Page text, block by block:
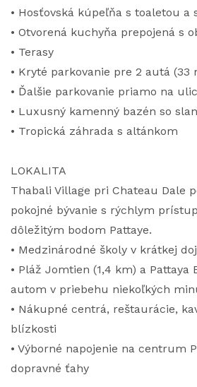
• Hosťovská kúpeľňa s toaletou
• Otvorená kuchyňa prepojená s
• Terasy
• Kryté parkovanie pre 2 autá (33
• Ďalšie parkovanie priamo na
• Luxusný kamenný bazén so
• Tropická záhrada s altánkom
LOKALITA
Thabali Village pri Chateau Dale
pokojné bývanie s rýchlym
dôležitým bodom Pattaye.
• Medzinárodné školy v krátkej
• Pláž Jomtien (1,4 km) a Pattaya
autom v priebehu niekoľkých
• Nákupné centrá, reštaurácie,
blízkosti
• Výborné napojenie na centrum
dopravné ťahy